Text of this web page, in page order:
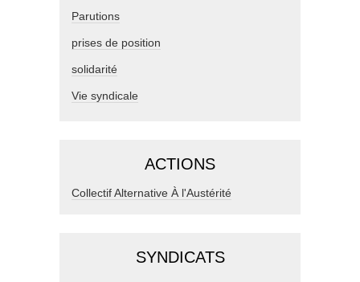
Parutions
prises de position
solidarité
Vie syndicale
ACTIONS
Collectif Alternative À l'Austérité
SYNDICATS